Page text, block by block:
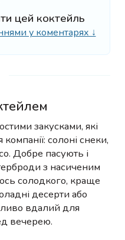
цей коктейль
у коментарях ↓
закусками, які
солоні снеки,
Добре пасують і
з насиченим
солодкого, краще
десерти або
вдалий для
вечерею.